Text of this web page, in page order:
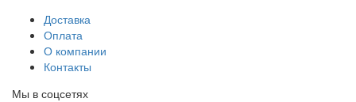
Доставка
Оплата
О компании
Контакты
Мы в соцсетях